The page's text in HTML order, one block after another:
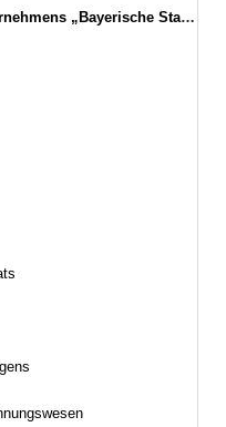
StFoG) Vom 9. Mai 2005 (GVBl. S. 138) BayRS 7902-0-W (Art. 1–21)